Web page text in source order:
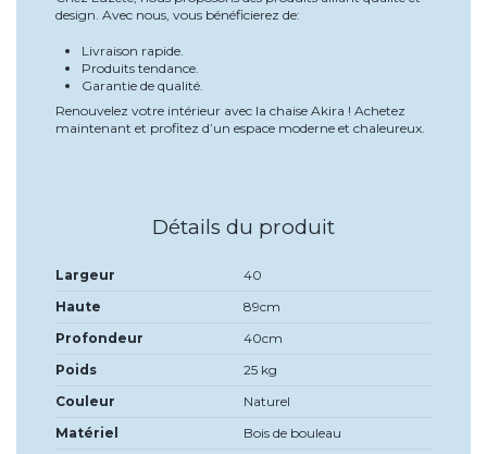
design. Avec nous, vous bénéficierez de:
Livraison rapide.
Produits tendance.
Garantie de qualité.
Renouvelez votre intérieur avec la chaise Akira ! Achetez
maintenant et profitez d’un espace moderne et chaleureux.
Détails du produit
Largeur
40
Haute
89cm
Profondeur
40cm
Poids
25 kg
Couleur
Naturel
Matériel
Bois de bouleau